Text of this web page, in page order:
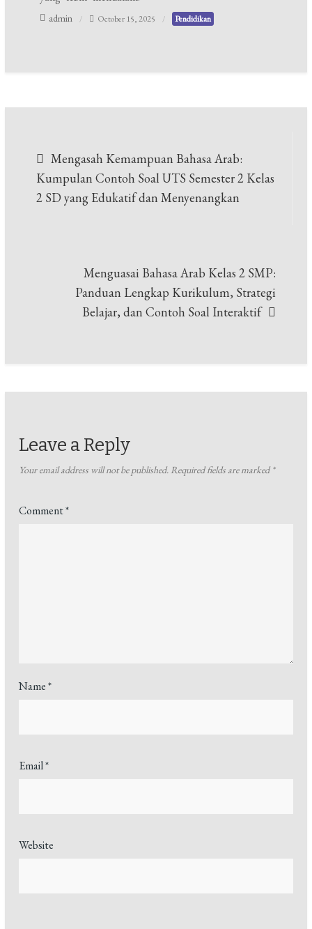
admin October 15, 2025 Pendidikan
navigation
Mengasah Kemampuan Bahasa Arab:
Kumpulan Contoh Soal UTS Semester 2 Kelas
2 SD yang Edukatif dan Menyenangkan
Menguasai Bahasa Arab Kelas 2 SMP:
Panduan Lengkap Kurikulum, Strategi
Belajar, dan Contoh Soal Interaktif
Leave a Reply
Your email address will not be published. Required fields are marked*
Comment*
Name*
Email*
Website